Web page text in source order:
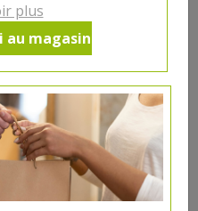
plus
au magasin
du verger
actuellement